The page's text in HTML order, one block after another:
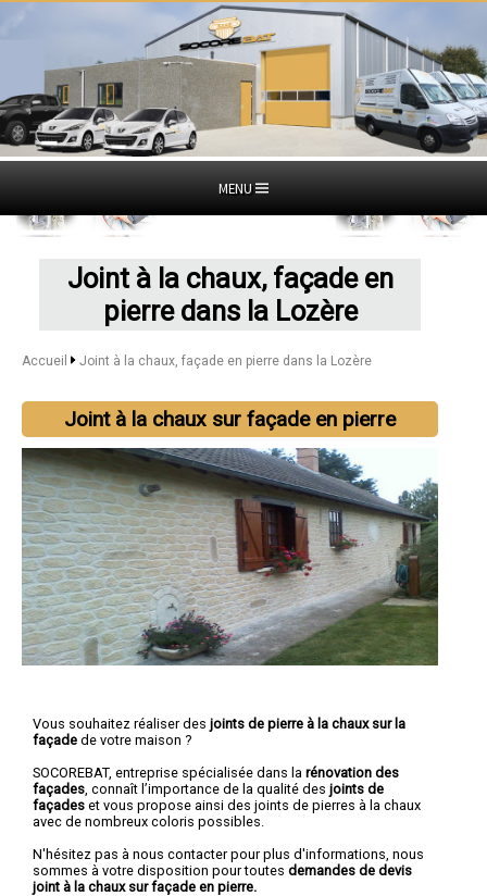
MENU
Joint à la chaux, façade en
pierre dans la Lozère
Accueil Joint à la chaux, façade en pierre dans la Lozère
Joint à la chaux sur façade en pierre
Vous souhaitez réaliser des joints de pierre à la chaux sur la
façade de votre maison ?
SOCOREBAT, entreprise spécialisée dans la rénovation des
façades , connaît l’importance de la qualité des joints de
façades et vous propose ainsi des joints de pierres à la chaux
avec de nombreux coloris possibles.
N'hésitez pas à nous contacter pour plus d'informations, nous
sommes à votre disposition pour toutes demandes de devis
joint à la chaux sur façade en pierre.